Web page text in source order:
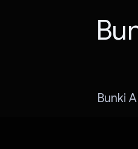
Bunki